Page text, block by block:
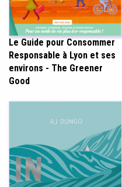
Le Guide pour Consommer
Responsable à Lyon et ses
environs - The Greener
Good